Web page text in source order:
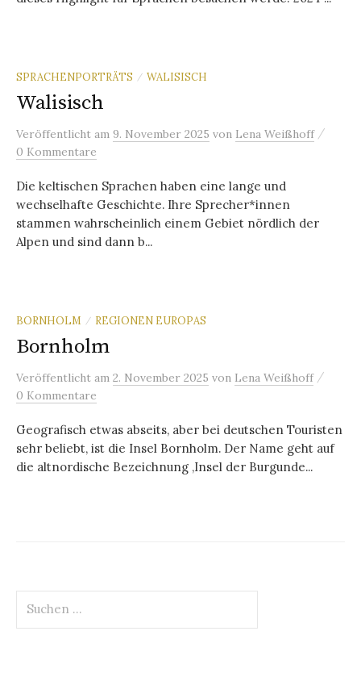
SPRACHENPORTRÄTS / WALISISCH
Walisisch
Veröffentlicht am 9. November 2025 von Lena Weißhoff /
0 Kommentare
Die keltischen Sprachen haben eine lange und
wechselhafte Geschichte. Ihre Sprecher*innen
stammen wahrscheinlich einem Gebiet nördlich der
Alpen und sind dann b...
BORNHOLM / REGIONEN EUROPAS
Bornholm
Veröffentlicht am 2. November 2025 von Lena Weißhoff /
0 Kommentare
Geografisch etwas abseits, aber bei deutschen Touristen
sehr beliebt, ist die Insel Bornholm. Der Name geht auf
die altnordische Bezeichnung ‚Insel der Burgunde...
nach: